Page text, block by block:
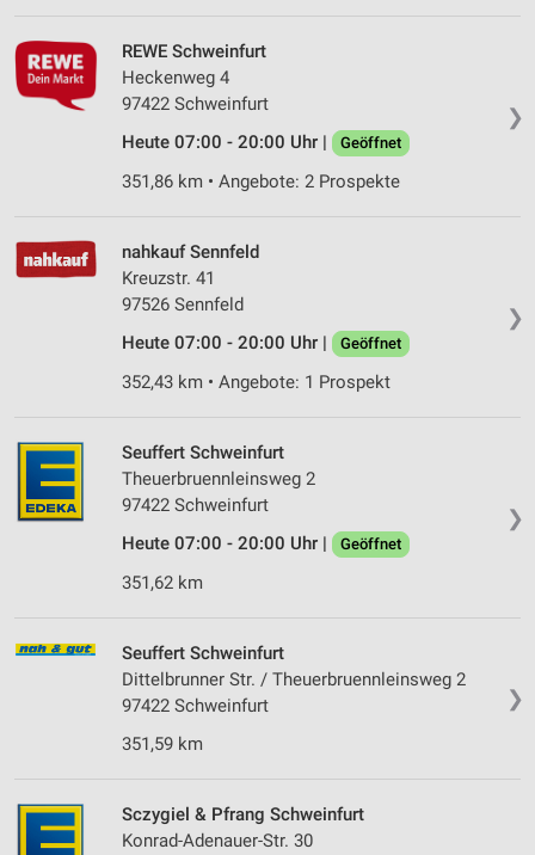
❯
REWE Schweinfurt
Heckenweg 4
97422 Schweinfurt
Heute 07:00 - 20:00 Uhr |
Geöffnet
351,86 km • Angebote: 2 Prospekte
❯
nahkauf Sennfeld
Kreuzstr. 41
97526 Sennfeld
Heute 07:00 - 20:00 Uhr |
Geöffnet
352,43 km • Angebote: 1 Prospekt
❯
Seuffert Schweinfurt
Theuerbruennleinsweg 2
97422 Schweinfurt
Heute 07:00 - 20:00 Uhr |
Geöffnet
351,62 km
❯
Seuffert Schweinfurt
Dittelbrunner Str. / Theuerbruennleinsweg 2
97422 Schweinfurt
351,59 km
Sczygiel & Pfrang Schweinfurt
Konrad-Adenauer-Str. 30